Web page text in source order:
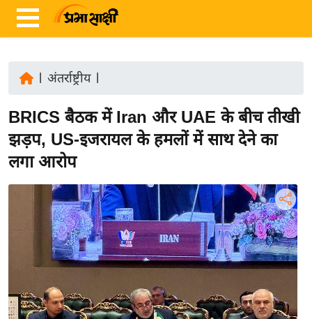
ज़ा
ख
ब
र
र्रा
ष्ट्री
अंतर्राष्ट्रीय|
BRICS बैठक में Iran और UAE के बीच तीखी
झड़प, US-इजरायल के हमलों में साथ देने का
लगा आरोप